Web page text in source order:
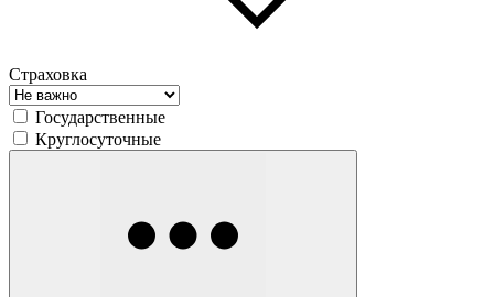
Страховка
Государственные
Круглосуточные